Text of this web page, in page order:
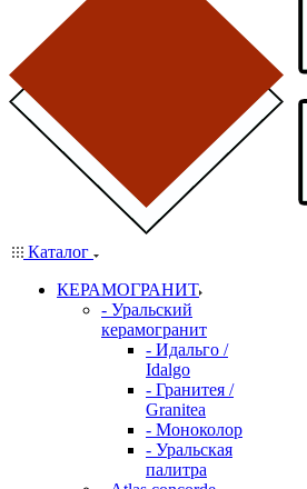
Каталог
КЕРАМОГРАНИТ
- Уральский
керамогранит
- Идальго /
Idalgo
- Гранитея /
Granitea
- Моноколор
- Уральская
палитра